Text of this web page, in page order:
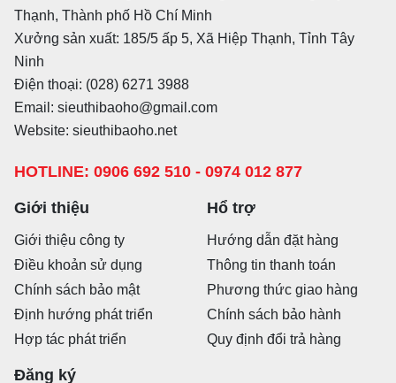
Thạnh, Thành phố Hồ Chí Minh
Xưởng sản xuất: 185/5 ấp 5, Xã Hiệp Thạnh, Tỉnh Tây
Ninh
Điện thoại: (028) 6271 3988
Email: sieuthibaoho@gmail.com
Website: sieuthibaoho.net
HOTLINE: 0906 692 510 - 0974 012 877
Giới thiệu
Giới thiệu công ty
Điều khoản sử dụng
Chính sách bảo mật
Định hướng phát triển
Hợp tác phát triển
Hổ trợ
Hướng dẫn đặt hàng
Thông tin thanh toán
Phương thức giao hàng
Chính sách bảo hành
Quy định đổi trả hàng
Đăng ký